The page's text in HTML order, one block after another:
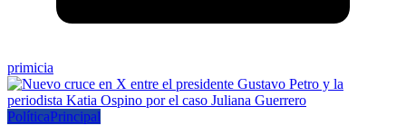
primicia
PolíticaPrincipal